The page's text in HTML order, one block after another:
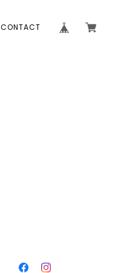
CONTACT